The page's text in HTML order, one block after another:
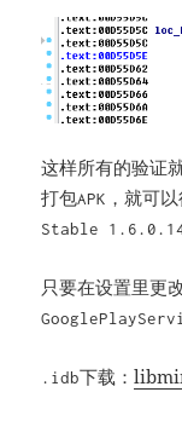
这样所有的验证
打包APK ，就可
Stable
只要在设置里更
.idb下载：